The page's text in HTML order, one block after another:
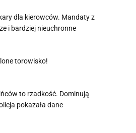
dla kierowców. Mandaty z
i bardziej nieuchronne
torowisko!
to rzadkość. Dominują
pokazała dane